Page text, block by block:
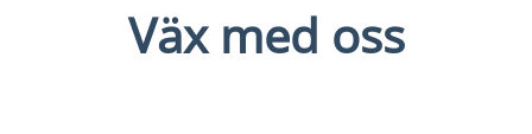
Väx med oss